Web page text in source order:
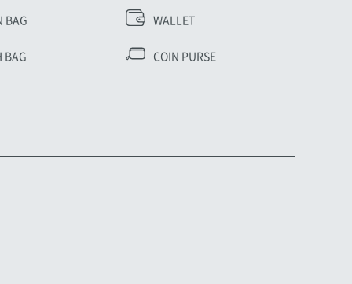
BAG WALLET
BAG COIN PURSE